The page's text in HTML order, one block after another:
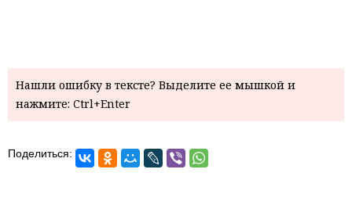
Нашли ошибку в тексте? Выделите ее мышкой и
нажмите: Ctrl+Enter
Поделиться: